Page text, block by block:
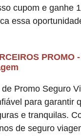
cupom e ganhe
essa
PROMO
de Promo Seguro
para garantir
e tranquilas.
de seguro